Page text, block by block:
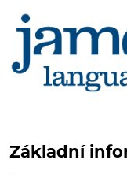
Základní